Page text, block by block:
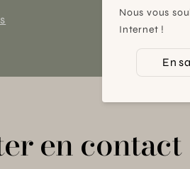
en contact
Nous vous
Internet !
En